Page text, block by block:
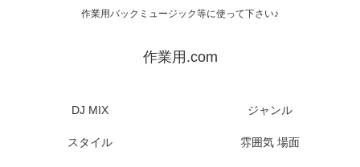
作業用バックミュージック等に使って下さい♪
作業用.com
DJ MIX ジャンル
スタイル 雰囲気 場面